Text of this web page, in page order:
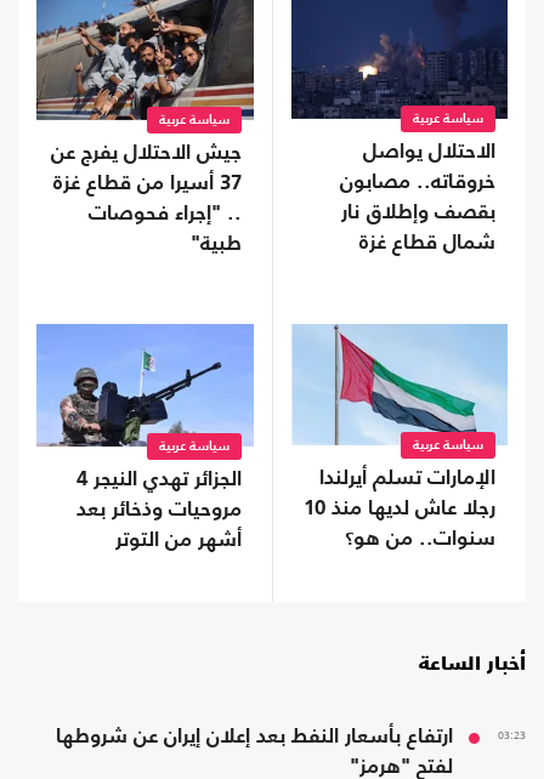
سياسة عربية
الاحتلال يواصل
خروقاته.. مصابون
بقصف وإطلاق نار
شمال قطاع غزة
سياسة عربية
جيش الاحتلال يفرج عن
37 أسيرا من قطاع غزة
.. "إجراء فحوصات
طبية"
سياسة عربية
الإمارات تسلم أيرلندا
رجلا عاش لديها منذ 10
سنوات.. من هو؟
سياسة عربية
الجزائر تهدي النيجر 4
مروحيات وذخائر بعد
أشهر من التوتر
أخبار الساعة
03:23
ارتفاع بأسعار النفط بعد إعلان إيران عن شروطها
لفتح "هرمز"